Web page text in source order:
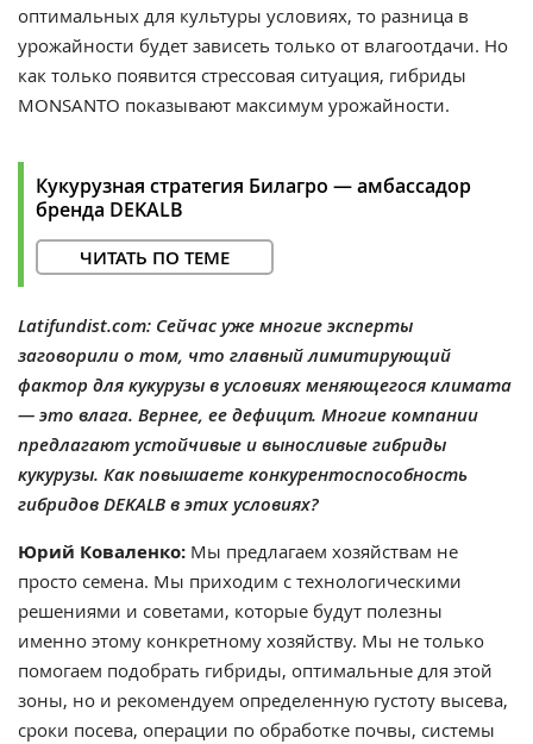
оптимальных для культуры условиях, то разница в
урожайности будет зависеть только от влагоотдачи. Но
как только появится стрессовая ситуация, гибриды
MONSANTO показывают максимум урожайности.
Кукурузная стратегия Билагро — амбассадор
бренда DEKALB
ЧИТАТЬ ПО ТЕМЕ
Latifundist.com: Сейчас уже многие эксперты
заговорили о том, что главный лимитирующий
фактор для кукурузы в условиях меняющегося климата
— это влага. Вернее, ее дефицит. Многие компании
предлагают устойчивые и выносливые гибриды
кукурузы. Как повышаете конкурентоспособность
гибридов DEKALB в этих условиях?
Юрий Коваленко: Мы предлагаем хозяйствам не
просто семена. Мы приходим с технологическими
решениями и советами, которые будут полезны
именно этому конкретному хозяйству. Мы не только
помогаем подобрать гибриды, оптимальные для этой
зоны, но и рекомендуем определенную густоту высева,
сроки посева, операции по обработке почвы, системы